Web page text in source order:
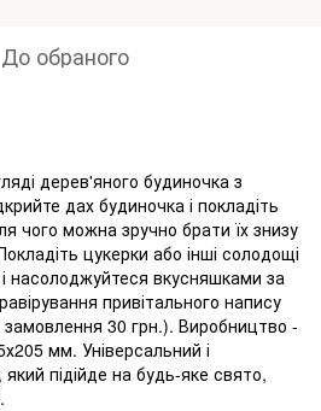
До обраного
дерев'яного будиночка з
дах будиночка і покладіть
чого можна зручно брати їх знизу
цукерки або інші солодощі
насолоджуйтеся вкусняшками за
привітального напису
замовлення 30 грн.). Виробництво -
мм. Універсальний і
підійде на будь-яке свято,